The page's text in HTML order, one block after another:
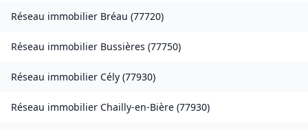
Réseau immobilier Bréau (77720)
Réseau immobilier Bussières (77750)
Réseau immobilier Cély (77930)
Réseau immobilier Chailly-en-Bière (77930)